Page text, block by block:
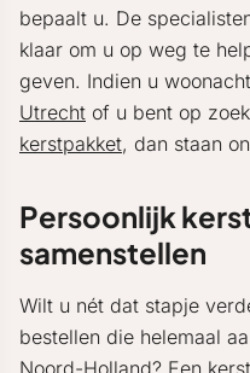
bepaalt u. De
klaar om u op weg te
geven. Indien u
Utrecht of u bent op
kerstpakket, dan staan
Persoonlijk
samenstellen
Wilt u nét dat stapje
bestellen die helemaal
Noord-Holland? Een